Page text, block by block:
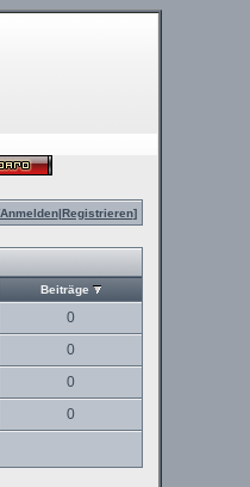
Anmelden|Registrieren]
Beiträge
0
0
0
0